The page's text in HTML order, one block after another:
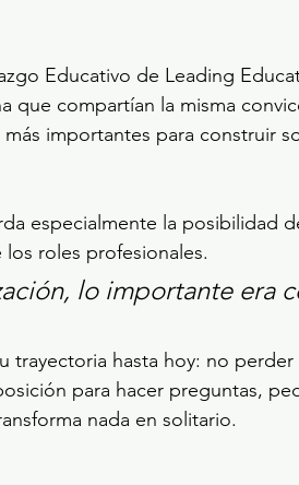
Educativo de Leading
que compartían la misma
importantes para construir
especialmente la posibilidad
roles profesionales.
lo importante era
trayectoria hasta hoy: no perder
para hacer preguntas,
nada en solitario.